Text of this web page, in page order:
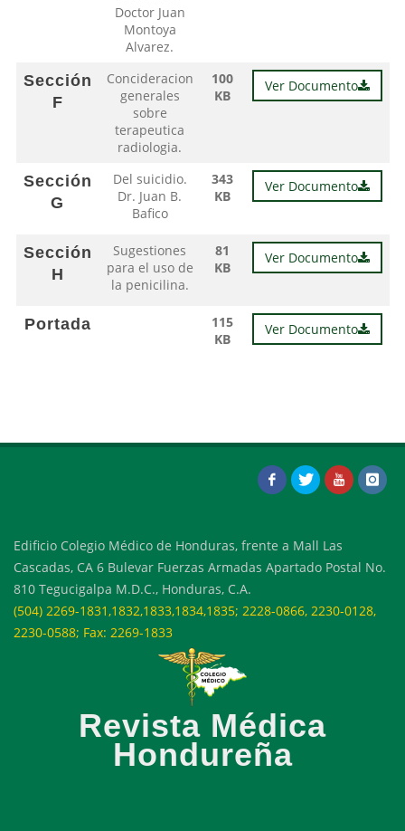
Doctor Juan
Montoya
Alvarez.
Sección
F
Concideracion
generales
sobre
terapeutica
radiologia.
100
KB
Ver Documento
Sección
G
Del suicidio.
Dr. Juan B.
Bafico
343
KB
Ver Documento
Sección
H
Sugestiones
para el uso de
la penicilina.
81
KB
Ver Documento
Portada
115
KB
Ver Documento
Edificio Colegio Médico de Honduras, frente a Mall Las
Cascadas, CA 6 Bulevar Fuerzas Armadas Apartado Postal No.
810 Tegucigalpa M.D.C., Honduras, C.A.
(504) 2269-1831,1832,1833,1834,1835; 2228-0866, 2230-0128,
2230-0588; Fax: 2269-1833
Revista Médica
Hondureña